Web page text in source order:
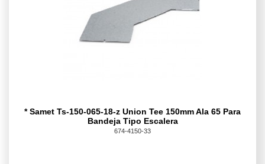
* Samet Ts-150-065-18-z Union Tee 150mm Ala 65 Para
Bandeja Tipo Escalera
674-4150-33